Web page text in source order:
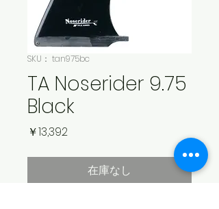
SKU： tan975bc
TA Noserider 9.75
Black
￥13,392価
在庫なし